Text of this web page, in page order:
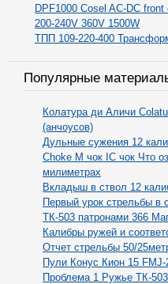
DPF1000 Cosel AC-DC
200-240V 360V 1500W
ТПП 109-220-400
Популярные
Колатура ди Аличи
(анчоусов)
Дульные сужения 12
Choke M чок IC чок Что
милиметрах
Вкладыш в ствол 12
Первый урок стрельбы в
ТК-503 патронами 366
Калибры ружей и
Отчет стрельбы 50/
Пули Конус Кион 15 FMJ-
Проблема 1 Ружье ТК-